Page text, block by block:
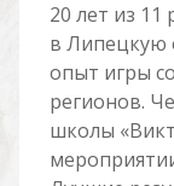
20 лет из
в Липецкую
опыт игры
регионов.
школы